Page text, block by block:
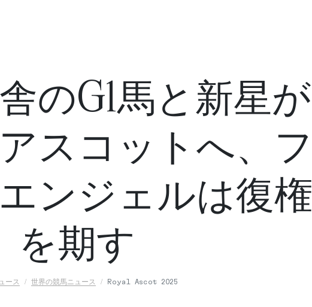
のG1馬と新星が
スコットへ、フ
ンジェルは復権
を期す
ース 世界の競馬ニュース Royal Ascot 2025